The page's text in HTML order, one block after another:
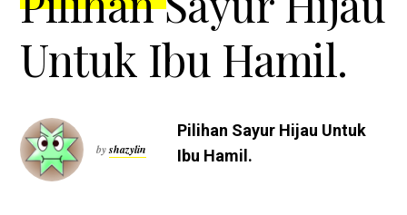
Untuk Ibu Hamil.
byshazylin
Pilihan Sayur Hijau Untuk
Ibu Hamil.